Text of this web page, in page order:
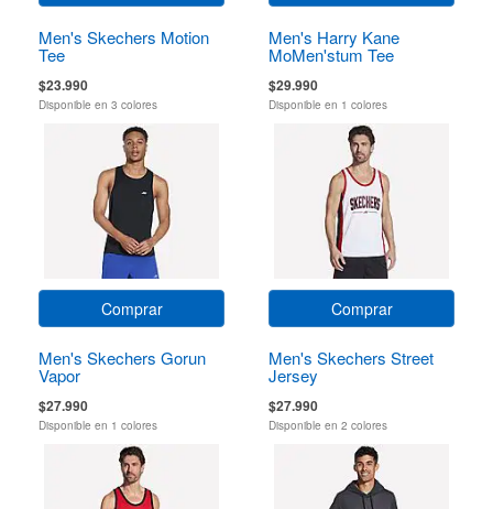
Men's Skechers Motion
Tee
$23.990
Disponible en 3 colores
Men's Harry Kane
MoMen'stum Tee
$29.990
Disponible en 1 colores
Comprar
Men's Skechers Gorun
Vapor
$27.990
Disponible en 1 colores
Comprar
Men's Skechers Street
Jersey
$27.990
Disponible en 2 colores